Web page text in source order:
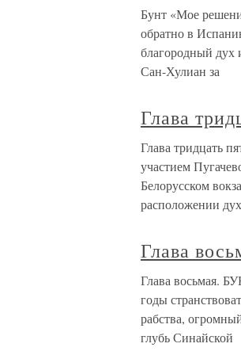
Бунт «Мое
обратно в
благородный дух
Сан-Хулиан за
Глава
Глава тридцать
участием
Белорусском
расположении
Глава
Глава восьмая.
годы
рабства,
глубь Синайской